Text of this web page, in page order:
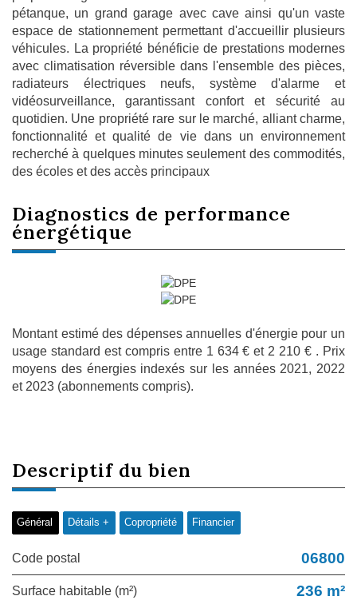
pétanque, un grand garage avec cave ainsi qu'un vaste
espace de stationnement permettant d'accueillir plusieurs
véhicules. La propriété bénéficie de prestations modernes
avec climatisation réversible dans l'ensemble des pièces,
radiateurs électriques neufs, système d'alarme et
vidéosurveillance, garantissant confort et sécurité au
quotidien. Une propriété rare sur le marché, alliant charme,
fonctionnalité et qualité de vie dans un environnement
recherché à quelques minutes seulement des commodités,
des écoles et des accès principaux
diagnostics de performance
énergétique
Montant estimé des dépenses annuelles d'énergie pour un
usage standard est compris entre 1 634 € et 2 210 € . Prix
moyens des énergies indexés sur les années 2021, 2022
et 2023 (abonnements compris).
descriptif du bien
Général Détails + Copropriété Financier
Code postal 06800
Surface habitable (m²) 236 m²